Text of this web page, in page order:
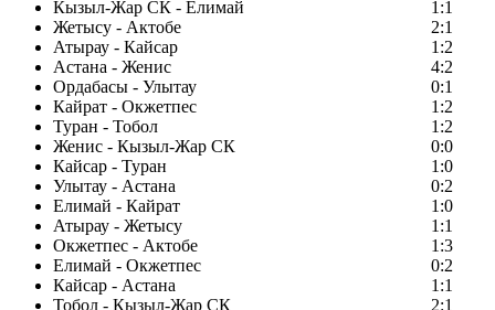
Кызыл-Жар СК - Елимай
1:1
Жетысу - Актобе
2:1
Атырау - Кайсар
1:2
Астана - Женис
4:2
Ордабасы - Улытау
0:1
Кайрат - Окжетпес
1:2
Туран - Тобол
1:2
Женис - Кызыл-Жар СК
0:0
Кайсар - Туран
1:0
Улытау - Астана
0:2
Елимай - Кайрат
1:0
Атырау - Жетысу
1:1
Окжетпес - Актобе
1:3
Елимай - Окжетпес
0:2
Кайсар - Астана
1:1
Тобол - Кызыл-Жар СК
2:1